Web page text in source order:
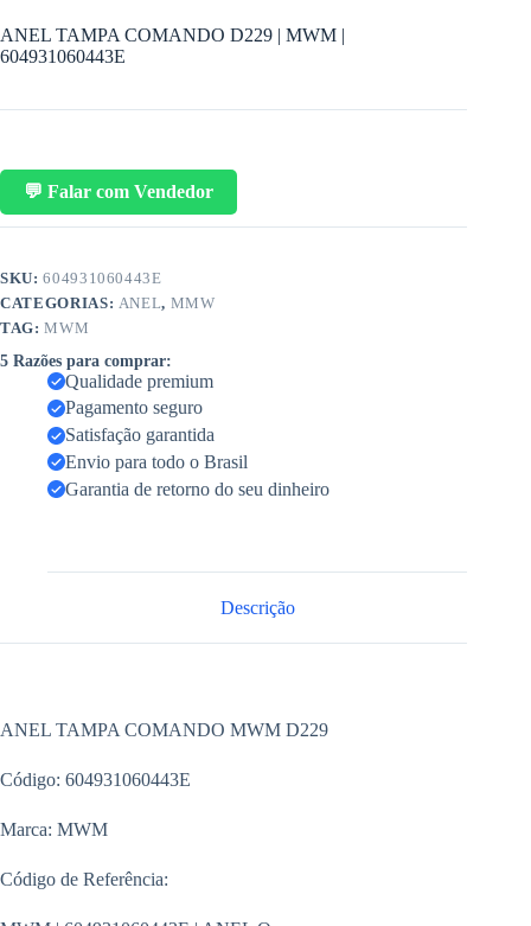
ANEL TAMPA COMANDO D229 | MWM |
604931060443E
💬 Falar com Vendedor
SKU:604931060443E
CATEGORIAS: ANEL, MMW
TAG:MWM
5 Razões para comprar:
Qualidade premium
Pagamento seguro
Satisfação garantida
Envio para todo o Brasil
Garantia de retorno do seu dinheiro
Descrição
ANEL TAMPA COMANDO MWM D229
Código: 604931060443E
Marca: MWM
Código de Referência: